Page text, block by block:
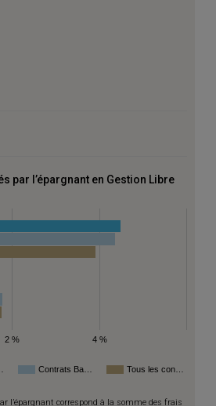
par l’épargnant en Gestion Libre
Contrats Ba… Tous les con…
2 % 4 %
l’épargnant correspond à la somme des frais